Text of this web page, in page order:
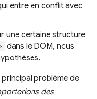
entre en conflit avec
une certaine structure
dans le DOM, nous
problème de
des